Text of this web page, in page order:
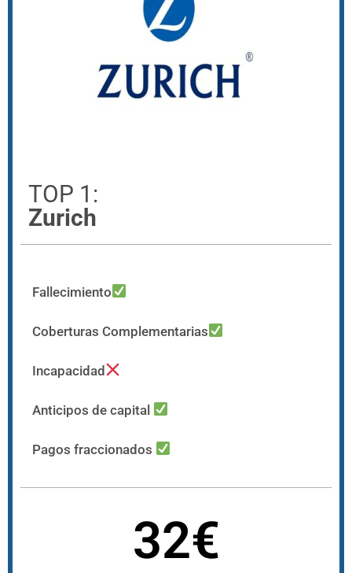
TOP 1:
Zurich
Fallecimiento
Coberturas Complementarias
Incapacidad
Anticipos de capital
Pagos fraccionados
32€